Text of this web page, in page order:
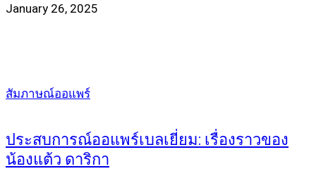
January 26, 2025
สัมภาษณ์ออแพร์
ประสบการณ์ออแพร์เบลเยี่ยม: เรื่องราวของ
น้องแต้ว ดาริกา